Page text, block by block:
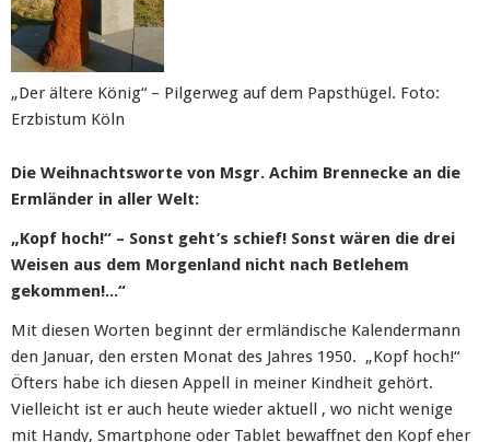
„Der ältere König“ – Pilgerweg auf dem Papsthügel. Foto:
Erzbistum Köln
Die Weihnachtsworte von Msgr. Achim Brennecke an die
Ermländer in aller Welt:
„Kopf hoch!“ – Sonst geht’s schief! Sonst wären die drei
Weisen aus dem Morgenland nicht nach Betlehem
gekommen!...“
Mit diesen Worten beginnt der ermländische Kalendermann
den Januar, den ersten Monat des Jahres 1950. „Kopf hoch!“
Öfters habe ich diesen Appell in meiner Kindheit gehört.
Vielleicht ist er auch heute wieder aktuell , wo nicht wenige
mit Handy, Smartphone oder Tablet bewaffnet den Kopf eher